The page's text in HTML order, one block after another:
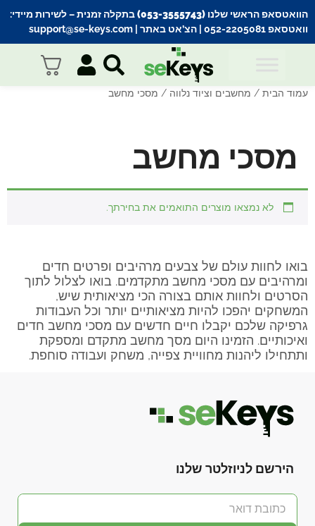
הוואטסאפ הראשי שלנו (053-3555743) בתקלה זמנית
– לשירות מיידי:
וואטסאפ 052-2205081
| הצ’אט באתר | support@se-keys.com
עמוד הבית / מחשבים וציוד נלווה / מסכי מחשב
מסכי מחשב
לא נמצאו מוצרים התואמים את בחירתך.
בואו לחוות עולם של צבעים מרהיבים ופרטים חדים
ומרהיבים עם מסכי מחשב מתקדמים. בואו לצלול לתוך
הסרטים ולחוות אותם בצורה הכי מציאותית שיש,
המשחקים יהפכו להיות מציאותיים יותר וכל העבודות
גרפיקה שלכם יקבלו חיים חדשים עם מסכי מחשב חדים
ואיכותיים. הזמינו היום מסך מחשב מתקדם ומספקת
ותתחילו ליהנות מחוויית צפייה, משחק ועבודה סוחפת.
הירשם לניוזלטר שלנו